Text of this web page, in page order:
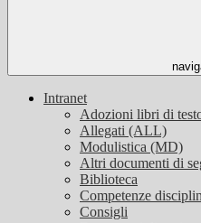
Intranet
Adozioni libri di
Allegati (ALL)
Modulistica (MD)
Altri documenti di
Biblioteca
Competenze
Consigli